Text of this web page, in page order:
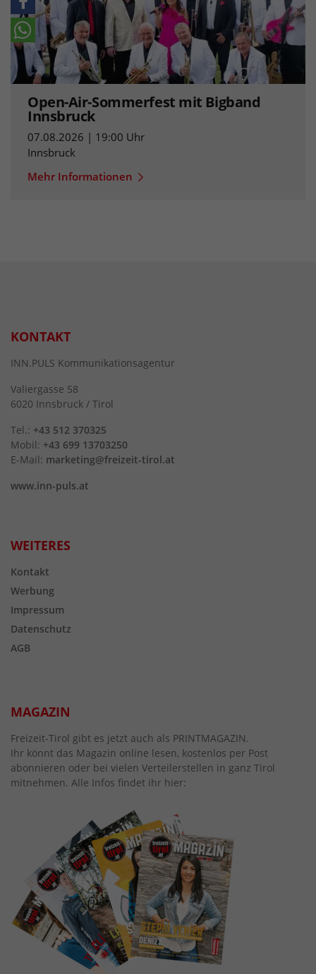
Open-Air-Sommerfest mit Bigband
Innsbruck
07.08.2026 | 19:00 Uhr
Innsbruck
Mehr Informationen
KONTAKT
INN.PULS Kommunikationsagentur
Valiergasse 58
6020 Innsbruck / Tirol
Tel.: +43 512 370325
Mobil: +43 699 13703250
E-Mail: marketing@freizeit-tirol.at
www.inn-puls.at
WEITERES
Kontakt
Werbung
Impressum
Datenschutz
AGB
MAGAZIN
Freizeit-Tirol gibt es jetzt auch als PRINTMAGAZIN.
Ihr könnt das Magazin online lesen, kostenlos per Post
abonnieren oder bei vielen Verteilerstellen in ganz Tirol
mitnehmen. Alle Infos findet ihr hier: